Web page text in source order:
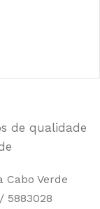
de qualidade
Cabo Verde
5883028